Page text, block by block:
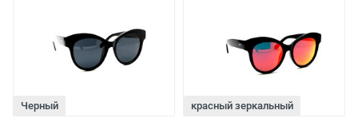
Черный красный зеркальный